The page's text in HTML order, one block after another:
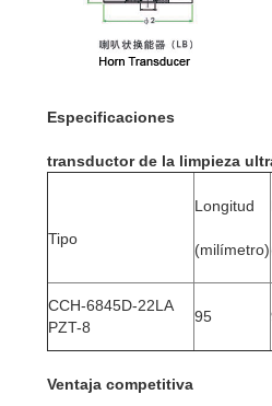
Especificaciones
transductor de la limpieza
Tipo
Longitud
(milímetro)
CCH-6845D-22LA
PZT-8
95
Ventaja competitiva